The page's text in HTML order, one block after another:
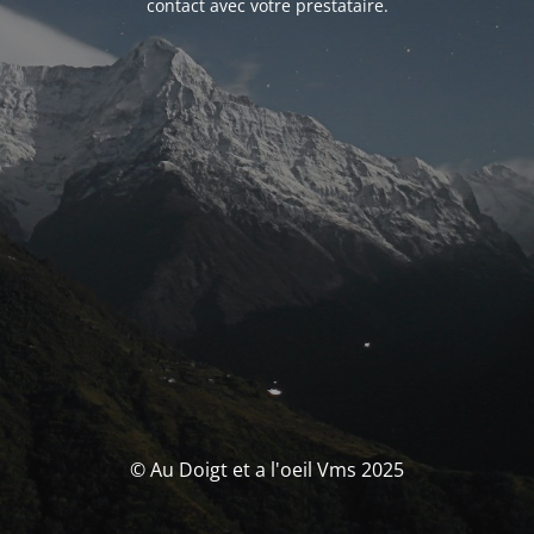
contact avec votre prestataire.
© Au Doigt et a l'oeil Vms 2025